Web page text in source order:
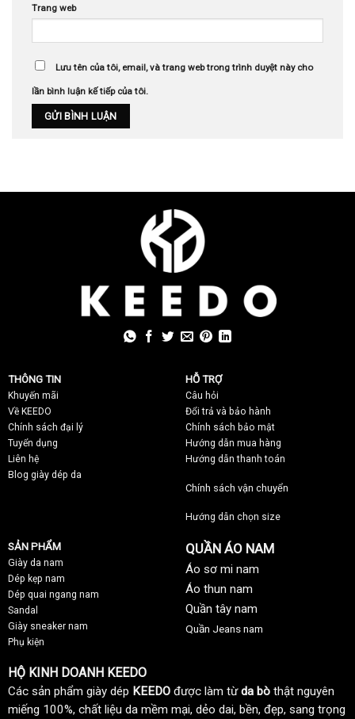
Trang web
Lưu tên của tôi, email, và trang web trong trình duyệt này cho
lần bình luận kế tiếp của tôi.
THÔNG TIN
Khuyến mãi
Về KEEDO
Chính sách đại lý
Tuyển dụng
Liên hệ
Blog giày dép da
HỖ TRỢ
Câu hỏi
Đổi trả và bảo hành
Chính sách bảo mật
Hướng dẫn mua hàng
Hướng dẫn thanh toán
Chính sách vận chuyển
Hướng dẫn chọn size
SẢN PHẨM
Giày da nam
Dép kẹp nam
Dép quai ngang nam
Sandal
Giày sneaker nam
Phụ kiện
QUẦN ÁO NAM
Áo sơ mi nam
Áo thun nam
Quần tây nam
Quần Jeans nam
HỘ KINH DOANH KEEDO
Các sản phẩm giày dép KEEDO được làm từda bò thật nguyên
miếng 100%, chất liệu da mềm mại, dẻo dai, bền, đẹp, sang trọng